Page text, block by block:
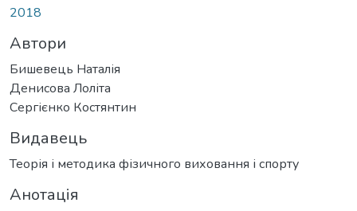
2018
Автори
Бишевець Наталія
Денисова Лоліта
Сергієнко Костянтин
Видавець
Теорія і методика фізичного виховання і спорту
Анотація